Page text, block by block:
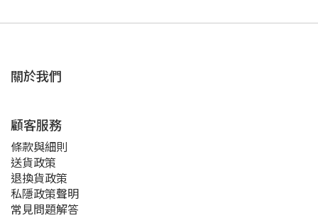
關於我們
顧客服務
條款與細則
送貨政策
退換貨政策
私隱政策聲明
常見問題解答